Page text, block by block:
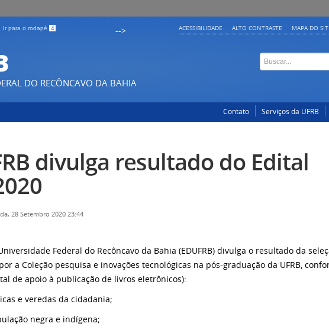
Ir para o rodapé 4 --> ACESSIBILIDADE ALTO CONTRASTE MAPA DO
DO RECÔNCAVO DA BAHIA
Contato Serviços da UFRB
divulga resultado do Edital
28 Setembro 2020 23:44
Federal do Recôncavo da Bahia (EDUFRB) divulga o resultado da
a Coleção pesquisa e inovações tecnológicas na pós-graduação da UFRB,
de apoio à publicação de livros eletrônicos):
e veredas da cidadania;
negra e indígena;